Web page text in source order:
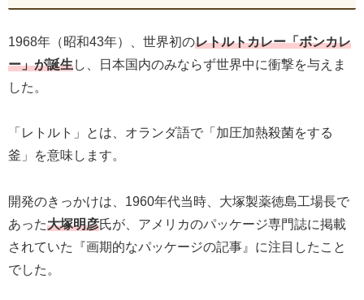
1968年（昭和43年）、世界初のレトルトカレー「ボンカレ
ー」が誕生し、日本国内のみならず世界中に衝撃を与えま
した。
「レトルト」とは、オランダ語で「加圧加熱殺菌をする
釜」を意味します。
開発のきっかけは、1960年代当時、大塚製薬徳島工場長で
あった大塚明彦氏が、アメリカのパッケージ専門誌に掲載
されていた『画期的なパッケージの記事』に注目したこと
でした。